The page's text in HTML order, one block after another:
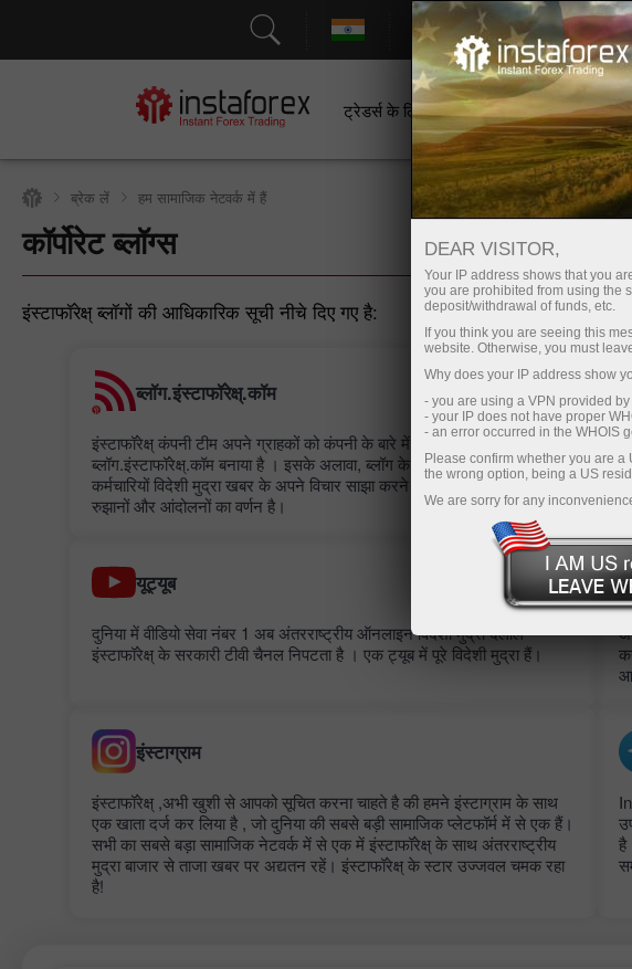
सहायता तुरंत
ट्रेडर्स के लिए शुरुआती के लिए
ब्रेक लें हम सामाजिक नेटवर्क में हैं
कॉर्पोरेट ब्लॉग्स डेमो खाता खोलें
इंस्टाफॉरेक्ष् ब्लॉगों की आधिकारिक सूची नीचे दिए गए है:
ब्लॉग.इंस्टाफॉरेक्ष्.कॉम
इंस्टाफॉरेक्ष् कंपनी टीम अपने ग्राहकों को कंपनी के बारे में विस्तृत जानकारी देने के लिए
ब्लॉग.इंस्टाफॉरेक्ष्.कॉम बनाया है । इसके अलावा, ब्लॉग के पन्नों पर इंस्टाफॉरेक्ष्
कर्मचारियों विदेशी मुद्रा खबर के अपने विचार साझा करने और बाजार पर नवीनतम
रुझानों और आंदोलनों का वर्णन है।
यूट्यूब
दुनिया में वीडियो सेवा नंबर 1 अब अंतरराष्ट्रीय ऑनलाइन विदेशी मुद्रा दलाल
इंस्टाफॉरेक्ष् के सरकारी टीवी चैनल निपटता है । एक ट्यूब में पूरे विदेशी मुद्रा हैं।
इंस्टाग्राम
इंस्टाफॉरेक्ष् ,अभी खुशी से आपको सूचित करना चाहते है की हमने इंस्टाग्राम के साथ
एक खाता दर्ज कर लिया है , जो दुनिया की सबसे बड़ी सामाजिक प्लेटफॉर्म में से एक हैं।
सभी का सबसे बड़ा सामाजिक नेटवर्क में से एक में इंस्टाफॉरेक्ष् के साथ अंतरराष्ट्रीय
मुद्रा बाजार से ताजा खबर पर अद्यतन रहें। इंस्टाफॉरेक्ष् के स्टार उज्जवल चमक रहा
है!
DEAR VISITOR,
Your IP address shows that you
you are prohibited from using the
deposit/withdrawal of funds, etc.
If you think you are seeing this
website. Otherwise, you must
Why does your IP address show
- you are using a VPN provided
- your IP does not have proper
- an error occurred in the WHOIS
Please confirm whether you are
the wrong option, being a US
We are sorry for any